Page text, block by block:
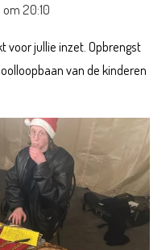
20:10
voor jullie inzet. Opbrengst
van de kinderen